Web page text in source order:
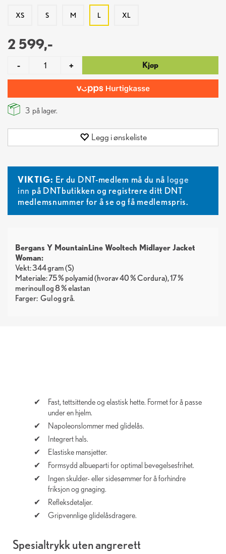
XS S M L XL
2 599,-
- + Kjøp
3 på lager.
Legg i ønskeliste
VIKTIG: Er du DNT-medlem må du nå logge
inn på DNTbutikken og registrere ditt DNT
medlemsnummer for å se og få medlemspris.
Bergans Y MountainLine Wooltech Midlayer Jacket
Woman:
Vekt: 344 gram (S)
Materiale: 75 % polyamid (hvorav 40 % Cordura), 17 %
merinoull og 8 % elastan
Farger: Gul grå
Fast, tettsittende og elastisk hette. Formet for å passe
under en hjelm.
Napoleonslommer med glidelås.
Integrert hals.
Elastiske mansjetter.
Formsydd albueparti for optimal bevegelsesfrihet.
Ingen skulder- eller sidesømmer for å forhindre
friksjon og gnaging.
Refleksdetaljer.
Gripvennlige glidelåsdragere.
Spesialtrykk uten angrerett